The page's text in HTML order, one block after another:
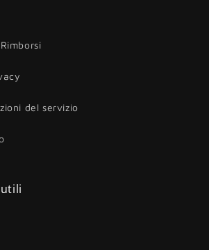
del servizio